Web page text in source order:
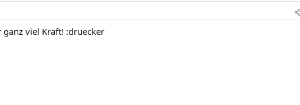
viel Kraft! :druecker